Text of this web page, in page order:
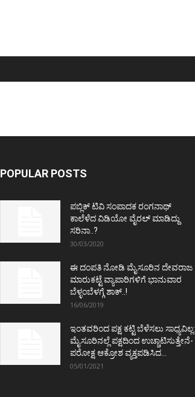
POPULAR POSTS
ಪಬ್ಲಿಕ್ ಟಿವಿ ಸಂಪಾದಕ ರಂಗನಾಥ್
ಕಾಲೆಳೆದ ವಿಡಿಯೋ ವೈರಲ್ ಮಾಡಿದ್ದು
ಸರಿನಾ..?
30/03/2020
ಈ ದಂಪತಿ ನೋಡಿ ಮೈಸೂರಿನ ದೇವರಾಜ
ಮಾರುಕಟ್ಟೆ ವ್ಯಾಪಾರಿಗಳಿಗೆ ಭಾನುವಾರ
ಬೆಳ್ಳಂಬೆಳಗ್ಗೆ ಶಾಕ್..!
16/06/2019
ಇಂತವರಿಂದ ಪಕ್ಷ ಕಟ್ಟಿ ಬೆಳೆಸಲು ಸಾಧ್ಯವಿಲ್ಲ:
ಮೈಸೂರಿನಲ್ಲೆ ಪಕ್ಷದಿಂದ ಉಚ್ಚಾಟಿಸುತ್ತೇನೆ-
ಪರೋಕ್ಷ ಆಕ್ರೋಶ ವ್ಯಕ್ತಪಡಿಸಿದ...
05/01/2021